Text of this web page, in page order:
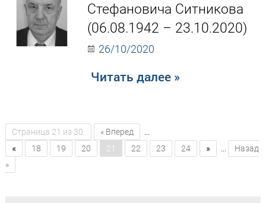
Стефановича Ситникова
(06.08.1942 – 23.10.2020)
26/10/2020
Читать далее »
Страница 21 из 30: « Вперед
« 18 19 20 21 22 23 24 »
Назад
»